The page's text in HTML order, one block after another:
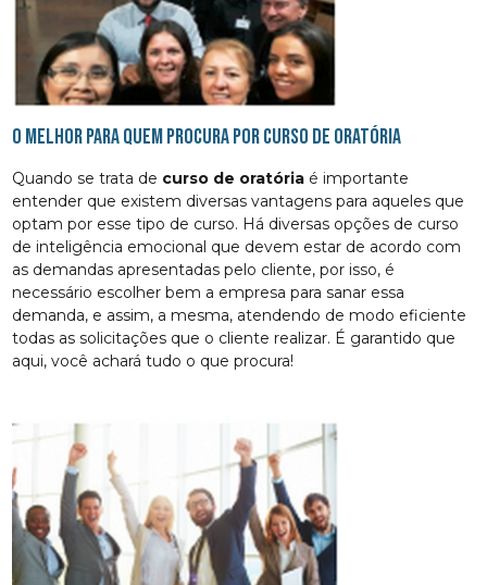
O melhor para quem procura por curso de oratória
Quando se trata de curso de oratória é importante
entender que existem diversas vantagens para aqueles que
optam por esse tipo de curso. Há diversas opções de curso
de inteligência emocional que devem estar de acordo com
as demandas apresentadas pelo cliente, por isso, é
necessário escolher bem a empresa para sanar essa
demanda, e assim, a mesma, atendendo de modo eficiente
todas as solicitações que o cliente realizar. É garantido que
aqui, você achará tudo o que procura!